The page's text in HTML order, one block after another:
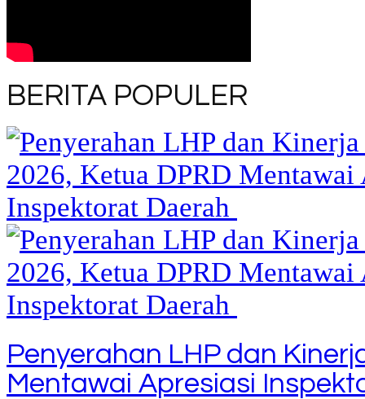
BERITA POPULER
Penyerahan LHP dan
Mentawai Apresiasi